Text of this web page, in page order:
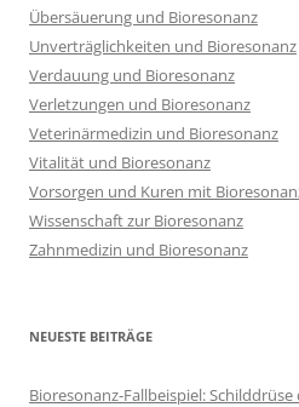
Übersäuerung und Bioresonanz
Unverträglichkeiten und Bioresonanz
Verdauung und Bioresonanz
Verletzungen und Bioresonanz
Veterinärmedizin und Bioresonanz
Vitalität und Bioresonanz
Vorsorgen und Kuren mit
Wissenschaft zur Bioresonanz
Zahnmedizin und Bioresonanz
NEUESTE BEITRÄGE
Bioresonanz-Fallbeispiel: